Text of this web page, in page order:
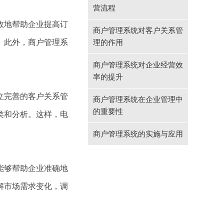
地帮助企业提高订
此外，商户管理系
完善的客户关系管
和分析。这样，电
够帮助企业准确地
市场需求变化，调
营流程
商户管理系统对客户关系管
理的作用
商户管理系统对企业经营效
率的提升
商户管理系统在企业管理中
的重要性
商户管理系统的实施与应用